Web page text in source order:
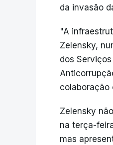
da invasão
"A
Zelensky,
dos
colaboração
Zelensky
na terça-
mas